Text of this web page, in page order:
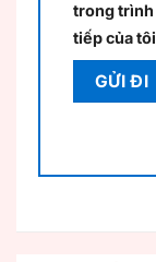
trong trình
tiếp của